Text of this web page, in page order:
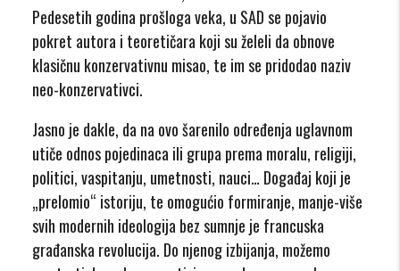
Pedesetih godina prošloga veka, u SAD se pojavio
pokret autora i teoretičara koji su želeli da obnove
klasičnu konzervativnu misao, te im se pridodao naziv
neo-konzervativci.
Jasno je dakle, da na ovo šarenilo određenja uglavnom
utiče odnos pojedinaca ili grupa prema moralu, religiji,
politici, vaspitanju, umetnosti, nauci… Događaj koji je
„prelomio“ istoriju, te omogućio formiranje, manje-više
svih modernih ideologija bez sumnje je francuska
građanska revolucija. Do njenog izbijanja, možemo